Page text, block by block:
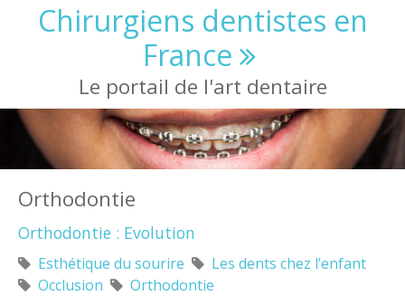
Aller au contenu principal
Chirurgiens dentistes en
France
Le portail de l'art dentaire
Orthodontie
Orthodontie : Evolution
Esthétique du sourire
Les dents chez l’enfant
Occlusion
Orthodontie